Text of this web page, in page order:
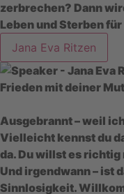
zerbrechen? Dann
Leben und Sterben
Jana Eva Ritzen
Frieden mit deiner
Ausgebrannt – weil
Vielleicht kennst du
da. Du willst es
Und irgendwann – ist
Sinnlosigkeit.